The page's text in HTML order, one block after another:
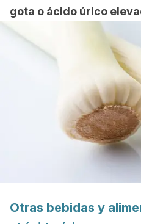
gota o ácido úrico
Otras bebidas y